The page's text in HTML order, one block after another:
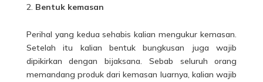
Bentuk kemasan
Perihal yang kedua sehabis kalian mengukur kemasan.
Setelah itu kalian bentuk bungkusan juga wajib
dipikirkan dengan bijaksana. Sebab seluruh orang
memandangproduk dari kemasan luarnya, kalian wajib